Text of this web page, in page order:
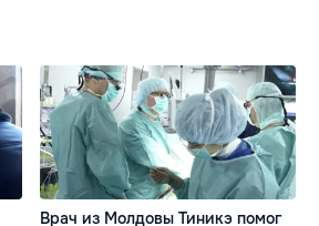
Врач из Молдовы Тиникэ помог